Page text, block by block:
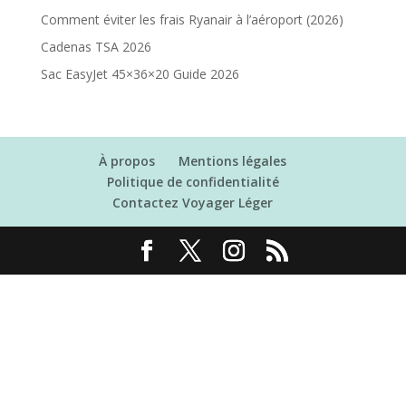
Comment éviter les frais Ryanair à l’aéroport (2026)
Cadenas TSA 2026
Sac EasyJet 45×36×20 Guide 2026
À propos
Mentions légales
Politique de confidentialité
Contactez Voyager Léger